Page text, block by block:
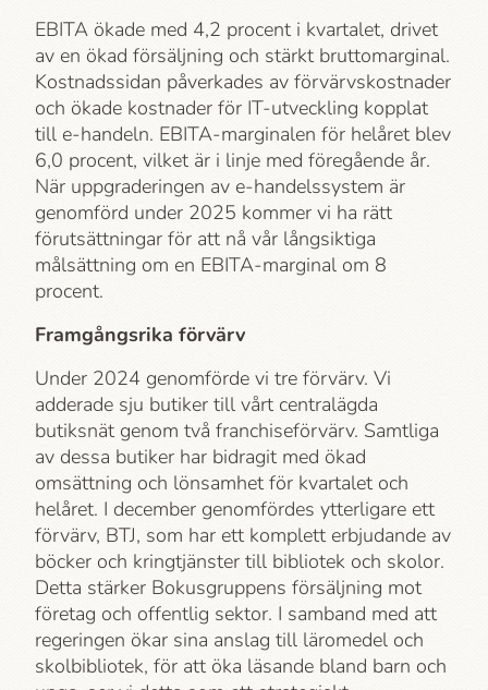
EBITA ökade med 4,2 procent i kvartalet, drivet
av en ökad försäljning och stärkt bruttomarginal.
Kostnadssidan påverkades av förvärvskostnader
och ökade kostnader för IT-utveckling kopplat
till e-handeln. EBITA-marginalen för helåret blev
6,0 procent, vilket är i linje med föregående år.
När uppgraderingen av e-handelssystem är
genomförd under 2025 kommer vi ha rätt
förutsättningar för att nå vår långsiktiga
målsättning om en EBITA-marginal om 8
procent.
Framgångsrika förvärv
Under 2024 genomförde vi tre förvärv. Vi
adderade sju butiker till vårt centralägda
butiksnät genom två franchiseförvärv. Samtliga
av dessa butiker har bidragit med ökad
omsättning och lönsamhet för kvartalet och
helåret. I december genomfördes ytterligare ett
förvärv, BTJ, som har ett komplett erbjudande av
böcker och kringtjänster till bibliotek och skolor.
Detta stärker Bokusgruppens försäljning mot
företag och offentlig sektor. I samband med att
regeringen ökar sina anslag till läromedel och
skolbibliotek, för att öka läsande bland barn och